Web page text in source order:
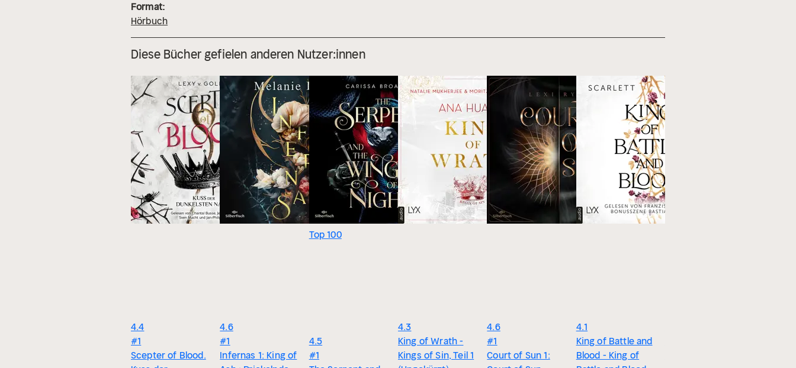
Format:
Hörbuch
Diese Bücher gefielen anderen Nutzer:innen
4.4
#1
Scepter of Blood.
4.6
#1
Infernas 1: King of
Top 100
4.5
#1
4.3
King of Wrath -
Kings of Sin, Teil 1
4.6
#1
Court of Sun 1:
4.1
King of Battle and
Blood - King of